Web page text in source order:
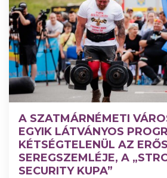
A SZATMÁRNÉMETI
EGYIK LÁTVÁNYOS
KÉTSÉGTELENÜL AZ
SEREGSZEMLÉJE, A
SECURITY KUPA”